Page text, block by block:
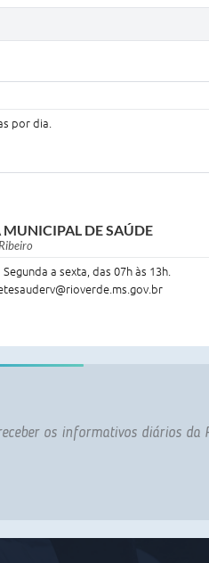
por dia.
MUNICIPAL DE SAÚDE
Segunda a sexta, das 07h às 13h.
os informativos diários da